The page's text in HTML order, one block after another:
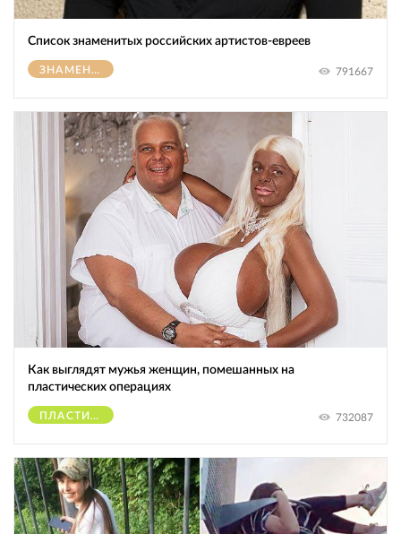
Список знаменитых российских артистов-евреев
ЗНАМЕНИТОСТИ 791667
Как выглядят мужья женщин, помешанных на
пластических операциях
ПЛАСТИЧЕСКИЕ ОПЕРАЦИИ 732087